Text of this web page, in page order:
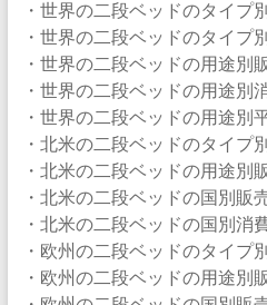
・世界の二段ベッドのタイプ
・世界の二段ベッドのタイプ
・世界の二段ベッドの用途別
・世界の二段ベッドの用途別
・世界の二段ベッドの用途別
・北米の二段ベッドのタイプ
・北米の二段ベッドの用途別
・北米の二段ベッドの国別販
・北米の二段ベッドの国別消
・欧州の二段ベッドのタイプ
・欧州の二段ベッドの用途別